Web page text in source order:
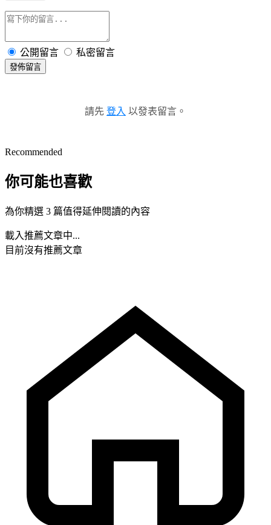
公開留言 私密留言
發佈留言
請先 登入 以發表留言。
Recommended
你可能也喜歡
為你精選 3 篇值得延伸閱讀的內容
載入推薦文章中...
目前沒有推薦文章